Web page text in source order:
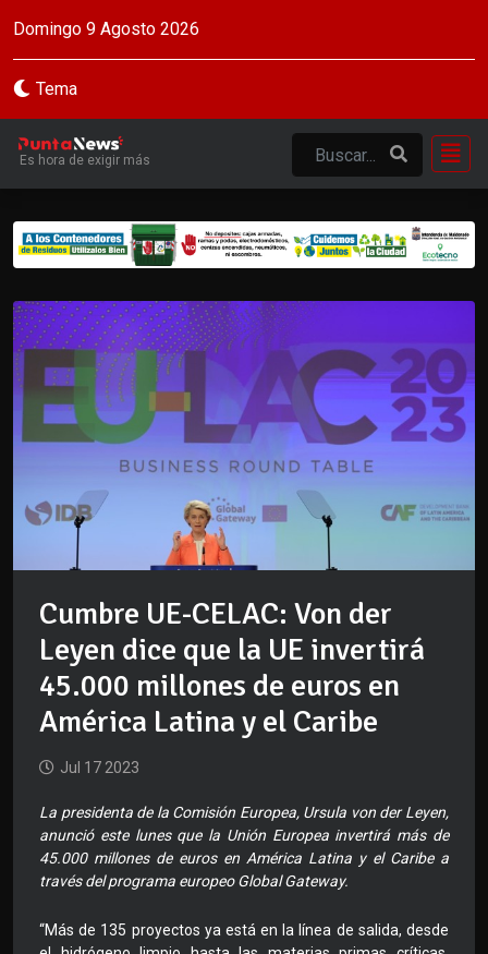
Domingo 9 Agosto 2026
Tema
Es hora de exigir más
Cumbre UE-CELAC: Von der
Leyen dice que la UE invertirá
45.000 millones de euros en
América Latina y el Caribe
Jul 17 2023
La presidenta de la Comisión Europea, Ursula von der Leyen,
anunció este lunes que la Unión Europea invertirá más de
45.000 millones de euros en América Latina y el Caribe a
través del programa europeo Global Gateway.
“Más de 135 proyectos ya está en la línea de salida, desde